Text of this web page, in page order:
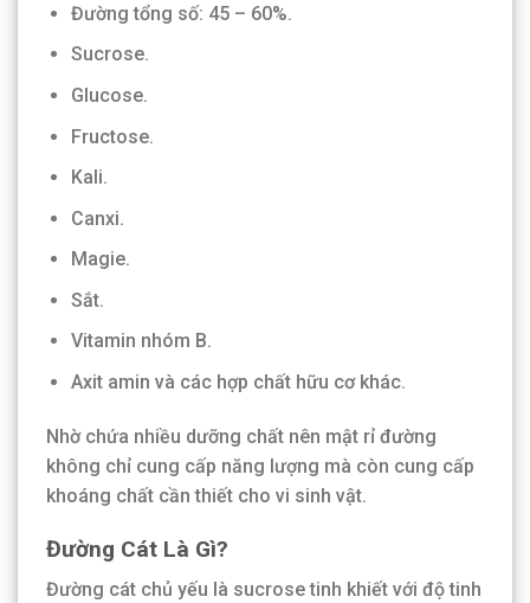
Đường tổng số: 45 – 60%.
Sucrose.
Glucose.
Fructose.
Kali.
Canxi.
Magie.
Sắt.
Vitamin nhóm B.
Axit amin và các hợp chất hữu cơ khác.
Nhờ chứa nhiều dưỡng chất nên mật rỉ đường
không chỉ cung cấp năng lượng mà còn cung cấp
khoáng chất cần thiết cho vi sinh vật.
Đường Cát Là Gì?
Đường cát chủ yếu là sucrose tinh khiết với độ tinh